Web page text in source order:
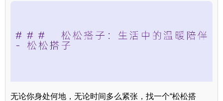
无论你身处何地，无论时间多么紧张，找一个“松松搭